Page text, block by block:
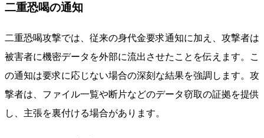
二重恐喝の通知
二重恐喝攻撃では、従来の身代金要求通知に加え、攻撃者は
被害者に機密データを外部に流出させたことを伝えます。こ
の通知は要求に応じない場合の深刻な結果を強調します。攻
撃者は、ファイル一覧や断片などのデータ窃取の証拠を提供
し、主張を裏付ける場合があります。